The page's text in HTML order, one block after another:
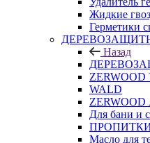
Жидкие
Герметики
Назад
ZERWOOD
WALD
ZERWOOD
Для бани и
Масло для